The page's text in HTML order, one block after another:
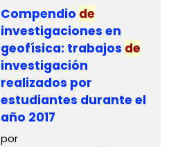
Compendio de
investigaciones en
geofísica: trabajos de
investigación
realizados por
estudiantes durante el
año 2017
por